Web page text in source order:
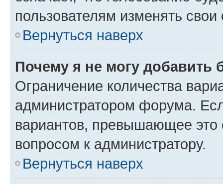
пользователям изменять свои
Вернуться наверх
Почему я не могу добавить
Ограничение количества
администратором форума.
вариантов, превышающее это
вопросом к администратору.
Вернуться наверх